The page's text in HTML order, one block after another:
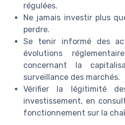
régulées.
Ne jamais investir plus
perdre.
Se tenir informé des
évolutions
concernant la
surveillance des marchés.
Vérifier la légitimité
investissement, en
fonctionnement sur la